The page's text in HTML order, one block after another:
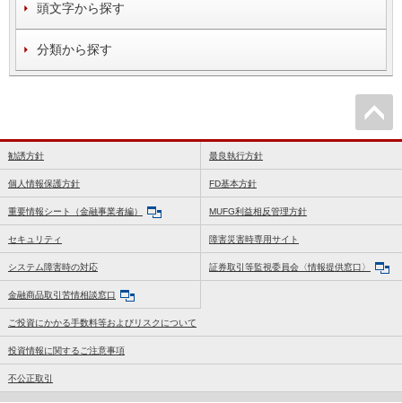
頭文字から探す
分類から探す
勧誘方針 最良執行方針
個人情報保護方針 FD基本方針
重要情報シート（金融事業者編） MUFG利益相反管理方針
セキュリティ 障害災害時専用サイト
システム障害時の対応 証券取引等監視委員会〈情報提供窓口〉
金融商品取引苦情相談窓口
ご投資にかかる手数料等およびリスクについて
投資情報に関するご注意事項
不公正取引